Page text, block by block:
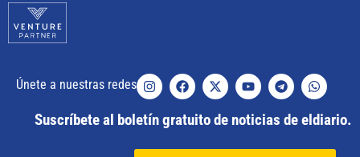
Únete a nuestras redes
Suscríbete al boletín gratuito de noticias de eldiario.